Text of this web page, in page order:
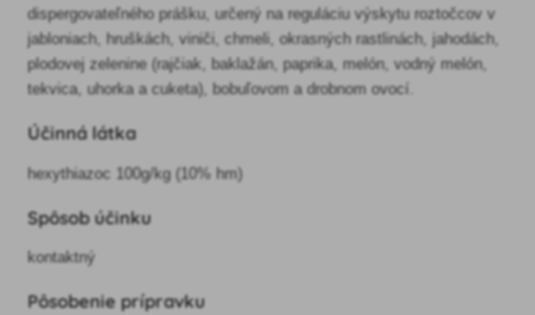
dispergovateľného prášku, určený na reguláciu výskytu roztočcov v
jabloniach, hruškách, viniči, chmeli, okrasných rastlinách, jahodách,
plodovej zelenine (rajčiak, baklažán, paprika, melón, vodný melón,
tekvica, uhorka a cuketa), bobuľovom a drobnom ovocí.
Účinná látka
hexythiazoc 100g/kg (10% hm)
Spôsob účinku
kontaktný
Pôsobenie prípravku